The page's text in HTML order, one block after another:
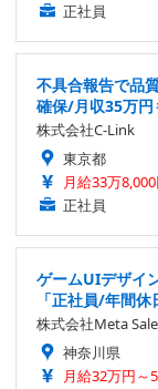
正社員
不具合報告で品
確保/月収35万
株式会社C-Link
東京都
月給33万
正社員
ゲームUIデザイ
「正社員/年間
株式会社Meta
神奈川県
月給32万円～